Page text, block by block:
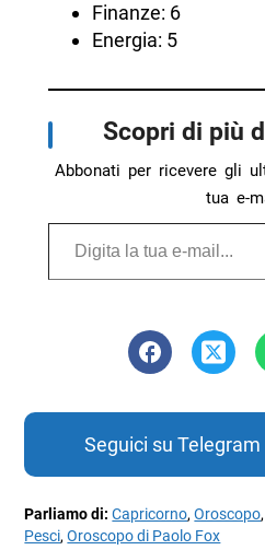
Finanze: 6
Energia: 5
Scopri di più
Abbonati per ricevere gli
tua e-
Digita la tua e-mail...
Seguici su Telegram
Parliamo di:Capricorno,Oroscopo
Pesci,Oroscopo di Paolo Fox